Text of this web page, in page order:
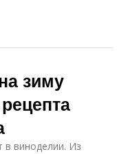
зиму
в виноделии. Из